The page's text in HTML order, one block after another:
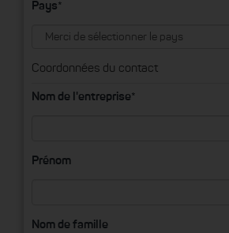
Pays*
Coordonnées du contact
Nom de l'entreprise*
Prénom
Nom de famille